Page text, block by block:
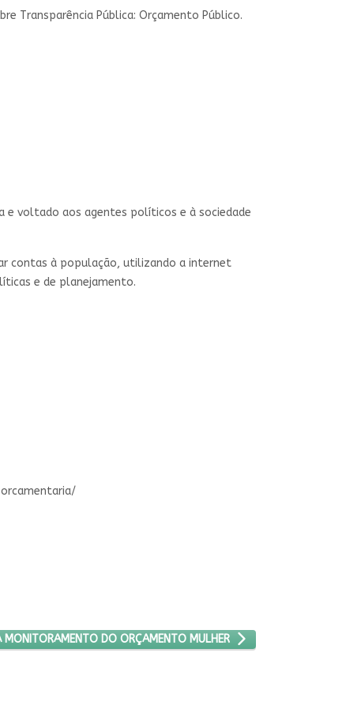
Transparência Pública: Orçamento Público.
e voltado aos agentes políticos e à sociedade
contas à população, utilizando a internet
e de planejamento.
RELANÇA MONITORAMENTO DO ORÇAMENTO MULHER
MONITORAMENTO DO ORÇAMENTO MULHER